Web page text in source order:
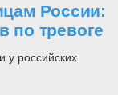
России:
по тревоге
у российских